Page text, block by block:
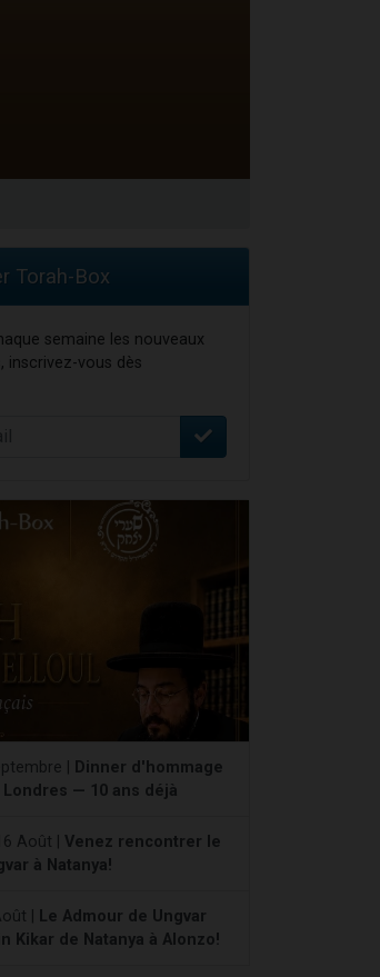
Torah-Box
semaine les nouveaux
inscrivez-vous dès
|
Dinner d'hommage
Londres — 10 ans déjà
Août | Venez rencontrer le
à Natanya!
|
Le Admour de Ungvar
Kikar de Natanya à Alonzo!